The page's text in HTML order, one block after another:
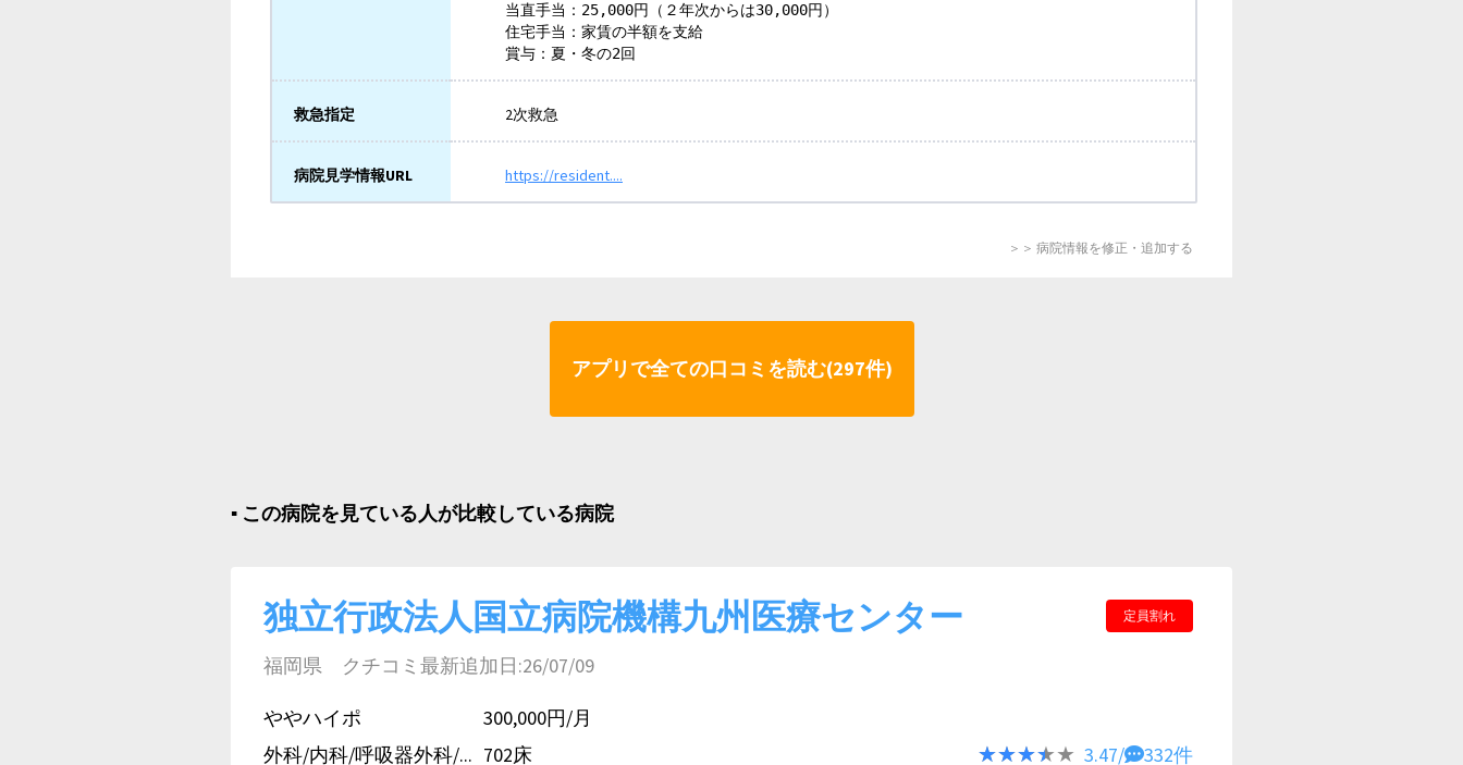
当直手当：25,000円（２年次からは30,000円）
住宅手当：家賃の半額を支給
賞与：夏・冬の2回
救急指定 2次救急
病院見学情報URL https://resident....
＞＞ 病院情報を修正・追加する
アプリで全ての口コミを読む(297件)
▪︎ この病院を見ている人が比較している病院
独立行政法人国立病院機構九州医療センター
福岡県 クチコミ最新追加日:26/07/09
★★★★★
★★★★★ 3.47/ 332件
ややハイポ
外科/内科/呼吸器外科/...
300,000円/月
702床
定員割れ